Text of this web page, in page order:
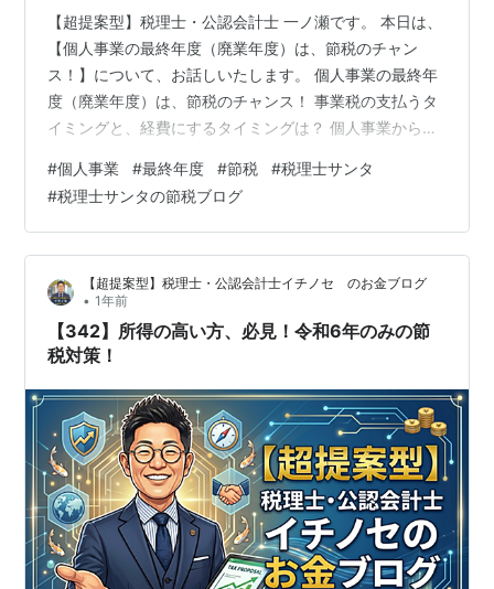
【超提案型】税理士・公認会計士 一ノ瀬です。 本日は、
【個人事業の最終年度（廃業年度）は、節税のチャン
ス！】について、お話しいたします。 個人事業の最終年
度（廃業年度）は、節税のチャンス！ 事業税の支払うタ
イミングと、経費にするタイミングは？ 個人事業から法
計上金額は？ 個人事業の最終年度（廃業年度）は、節税
のチャンス！ 個人事業でスタートしても、 信用力を強化
するため 節税（税額を抑える）のため より規模の拡大を
図るため などの理由により、法人化（法人成り、法人設
立）を検討される方が一定数おられると思います。 個人
事業の最終年度（廃業年度）…
#個人事業 #最終年度 #節税 #税理士サンタ
#税理士サンタの節税ブログ
【超提案型】税理士・公認会計士イチノセ のお金ブログ
• 1年前
【342】所得の高い方、必見！令和6年のみの節
税対策！